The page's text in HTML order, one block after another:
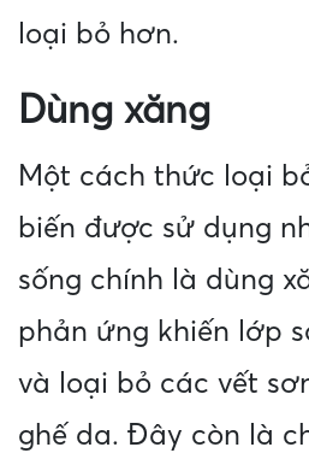
loại bỏ hơn.
Dùng xăng
Một cách thức loại
biến được sử dụng
sống chính là dùng
phản ứng khiến lớp
và loại bỏ các vết
ghế da. Đây còn là